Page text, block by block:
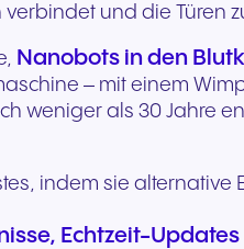
und die Türen
Nanobots in den
– mit einem
weniger als 30 Jahre
indem sie alternative
Echtzeit-